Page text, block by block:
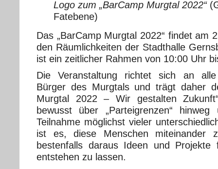
Logo zum „BarCamp Murgtal 2022“
Fatebene)
Das „BarCamp Murgtal 2022“ findet am
den Räumlichkeiten der Stadthalle
ist ein zeitlicher Rahmen von 10:00 Uhr
Die Veranstaltung richtet sich an
Bürger des Murgtals und trägt daher
Murgtal 2022 – Wir gestalten
bewusst über „Parteigrenzen“
Teilnahme möglichst vieler
ist es, diese Menschen miteinander
bestenfalls daraus Ideen und Projekte
entstehen zu lassen.